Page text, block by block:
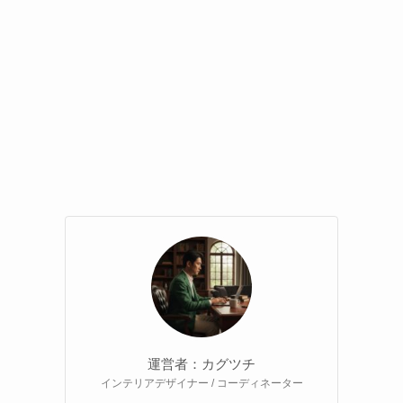
運営者：カグツチ
インテリアデザイナー / コーディネーター